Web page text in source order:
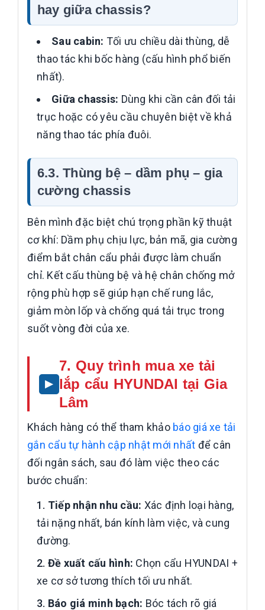
hay giữa chassis?
Sau cabin: Tối ưu chiều dài thùng, dễ
thao tác khi bốc hàng (cấu hình phổ biến
nhất).
Giữa chassis: Dùng khi cần cân đối tải
trục hoặc có yêu cầu chuyên biệt về khả
năng thao tác phía đuôi.
6.3. Thùng bệ – dầm phụ – gia
cường chassis
Bên mình đặc biệt chú trọng phần kỹ thuật
cơ khí: Dầm phụ chịu lực, bản mã, gia cường
điểm bắt chân cẩu phải được làm chuẩn
chỉ. Kết cấu thùng bệ và hệ chân chống mở
rộng phù hợp sẽ giúp hạn chế rung lắc,
giảm mòn lốp và chống quá tải trục trong
suốt vòng đời của xe.
7. Quy trình mua xe tải
lắp cẩu HYUNDAI tại Gia
Lâm
Khách hàng có thể tham khảo báo giá xe tải
gắn cẩu tự hành cập nhật mới nhất để cân
đối ngân sách, sau đó làm việc theo các
bước chuẩn:
Tiếp nhận nhu cầu: Xác định loại hàng,
tải nặng nhất, bán kính làm việc, và cung
đường.
Đề xuất cấu hình: Chọn cẩu HYUNDAI +
xe cơ sở tương thích tối ưu nhất.
Báo giá minh bạch: Bóc tách rõ giá